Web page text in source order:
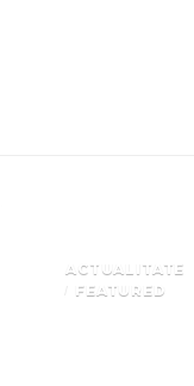
ACTUALITATE
FEATURED